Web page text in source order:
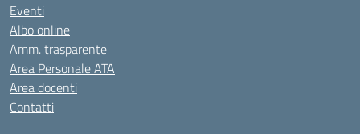
Eventi
Albo online
Amm. trasparente
Area Personale ATA
Area docenti
Contatti